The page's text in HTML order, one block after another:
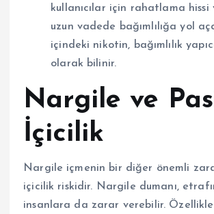
kullanıcılar için rahatlama hissi
uzun vadede bağımlılığa yol
içindeki nikotin, bağımlılık
olarak bilinir.
Nargile ve
İçicilik
Nargile içmenin bir diğer önemli
içicilik riskidir. Nargile dumanı,
insanlara da zarar verebilir. Özellikle